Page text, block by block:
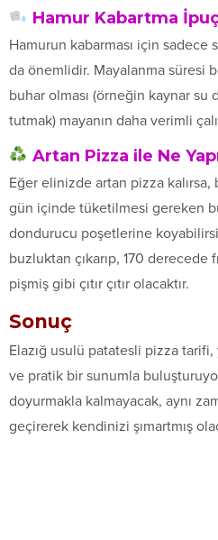
Hamur Kabartma
Hamurun kabarması için sadece
da önemlidir. Mayalanma süresi
buhar olması (örneğin kaynar su
tutmak) mayanın daha verimli
Artan Pizza ile Ne
Eğer elinizde artan pizza
gün içinde tüketilmesi gereken
dondurucu poşetlerine
buzluktan çıkarıp, 170 derecede
pişmiş gibi çıtır çıtır olacaktır.
Sonuç
Elazığ usulü patatesli pizza
ve pratik bir sunumla
doyurmakla kalmayacak, aynı
geçirerek kendinizi şımartmış